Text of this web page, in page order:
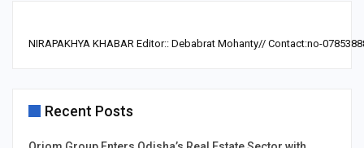
NIRAPAKHYA KHABAR Editor:: Debabrat Mohanty// Contact:no-
Recent Posts